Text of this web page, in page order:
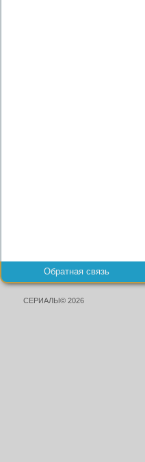
Обратная связь
СЕРИАЛЫ© 2026